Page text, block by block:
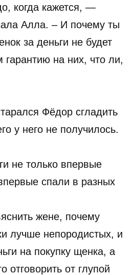
когда кажется, —
Алла. – И почему ты
за деньги не будет
на них, что ли,
Фёдор сгладить
у него не получилось.
не только впервые
спали в разных
жене, почему
лучше непородистых, и
на покупку щенка, а
отговорить от глупой